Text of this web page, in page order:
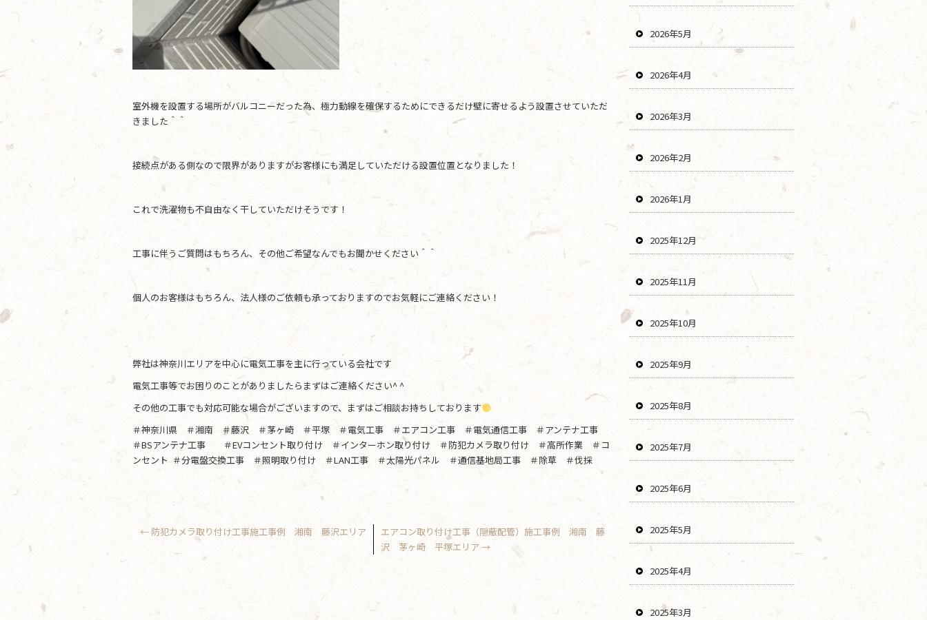
室外機を設置する場所がバルコニーだった為、極力動線を確保するためにできるだけ壁に寄せるよう設置させていただ
きました＾＾
接続点がある側なので限界がありますがお客様にも満足していただける設置位置となりました！
これで洗濯物も不自由なく干していただけそうです！
工事に伴うご質問はもちろん、その他ご希望なんでもお聞かせください＾＾
個人のお客様はもちろん、法人様のご依頼も承っておりますのでお気軽にご連絡ください！
弊社は神奈川エリアを中心に電気工事を主に行っている会社です
電気工事等でお困りのことがありましたらまずはご連絡ください^ ^
その他の工事でも対応可能な場合がございますので、まずはご相談お持ちしております
＃神奈川県 ＃湘南 ＃藤沢 ＃茅ヶ崎 ＃平塚 ＃電気工事 ＃エアコン工事 ＃電気通信工事 ＃アンテナ工事
＃BSアンテナ工事 ＃EVコンセント取り付け ＃インターホン取り付け ＃防犯カメラ取り付け ＃高所作業 ＃コ
ンセント ＃分電盤交換工事 ＃照明取り付け ＃LAN工事 ＃太陽光パネル ＃通信基地局工事 ＃除草 ＃伐採
← 防犯カメラ取り付け工事施工事例 湘南 藤沢エリア
エアコン取り付け工事（隠蔽配管）施工事例 湘南 藤
沢 茅ヶ崎 平塚エリア →
2026年5月
2026年4月
2026年3月
2026年2月
2026年1月
2025年12月
2025年11月
2025年10月
2025年9月
2025年8月
2025年7月
2025年6月
2025年5月
2025年4月
2025年3月